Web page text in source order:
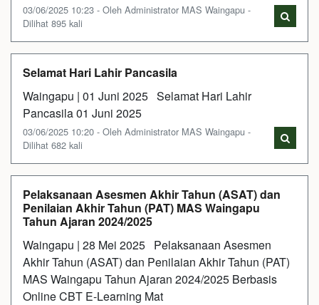
03/06/2025 10:23 - Oleh Administrator MAS Waingapu -
Dilihat 895 kali
Selamat Hari Lahir Pancasila
Waingapu | 01 Juni 2025 Selamat Hari Lahir
Pancasila 01 Juni 2025
03/06/2025 10:20 - Oleh Administrator MAS Waingapu -
Dilihat 682 kali
Pelaksanaan Asesmen Akhir Tahun (ASAT) dan
Penilaian Akhir Tahun (PAT) MAS Waingapu
Tahun Ajaran 2024/2025
Waingapu | 28 Mei 2025 Pelaksanaan Asesmen
Akhir Tahun (ASAT) dan Penilaian Akhir Tahun (PAT)
MAS Waingapu Tahun Ajaran 2024/2025 Berbasis
Online CBT E-Learning Mat